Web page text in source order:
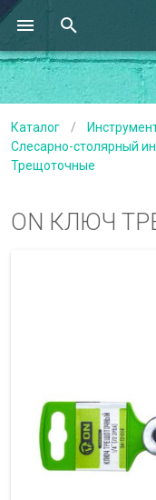
Каталог /
Слесарно-столярный
Трещоточные
ON КЛЮЧ